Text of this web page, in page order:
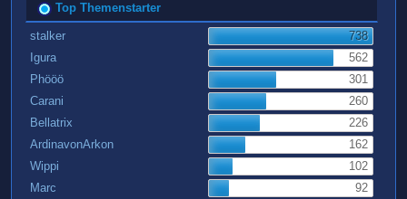
Top Themenstarter
stalker
738
Igura
562
Phööö
301
Carani
260
Bellatrix
226
ArdinavonArkon
162
Wippi
102
Marc
92